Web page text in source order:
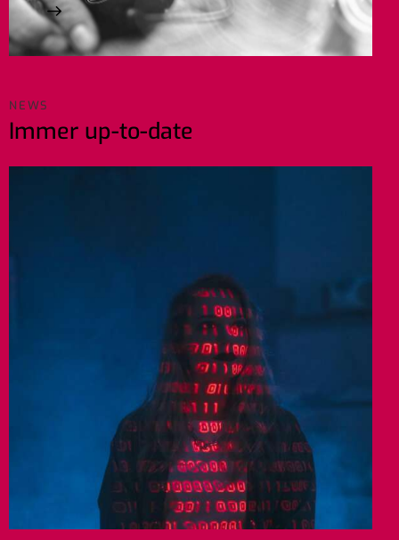
NEWS
Immer up-to-date